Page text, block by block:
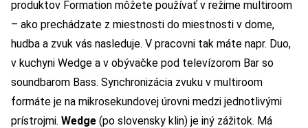
produktov Formation môžete používať v režime multiroom
– ako prechádzate z miestnosti do miestnosti v dome,
hudba a zvuk vás nasleduje. V pracovni tak máte napr. Duo,
v kuchyni Wedge a v obývačke pod televízorom Bar so
soundbarom Bass. Synchronizácia zvuku v multiroom
formáte je na mikrosekundovej úrovni medzi jednotlivými
prístrojmi. Wedge (po slovensky klin) je iný zážitok. Má